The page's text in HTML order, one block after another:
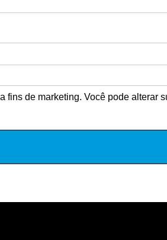
de marketing. Você pode alterar